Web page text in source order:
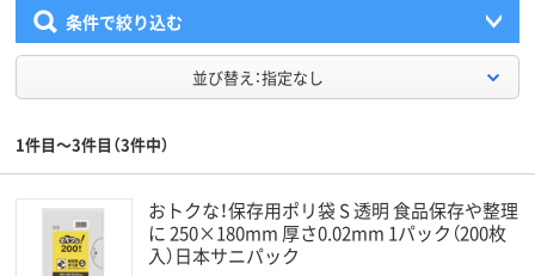
条件で絞り込む
並び替え：指定なし
1件目～3件目（3件中）
おトクな！保存用ポリ袋 S 透明 食品保存や整理
に 250×180mm 厚さ0.02mm 1パック（200枚
入）日本サニパック